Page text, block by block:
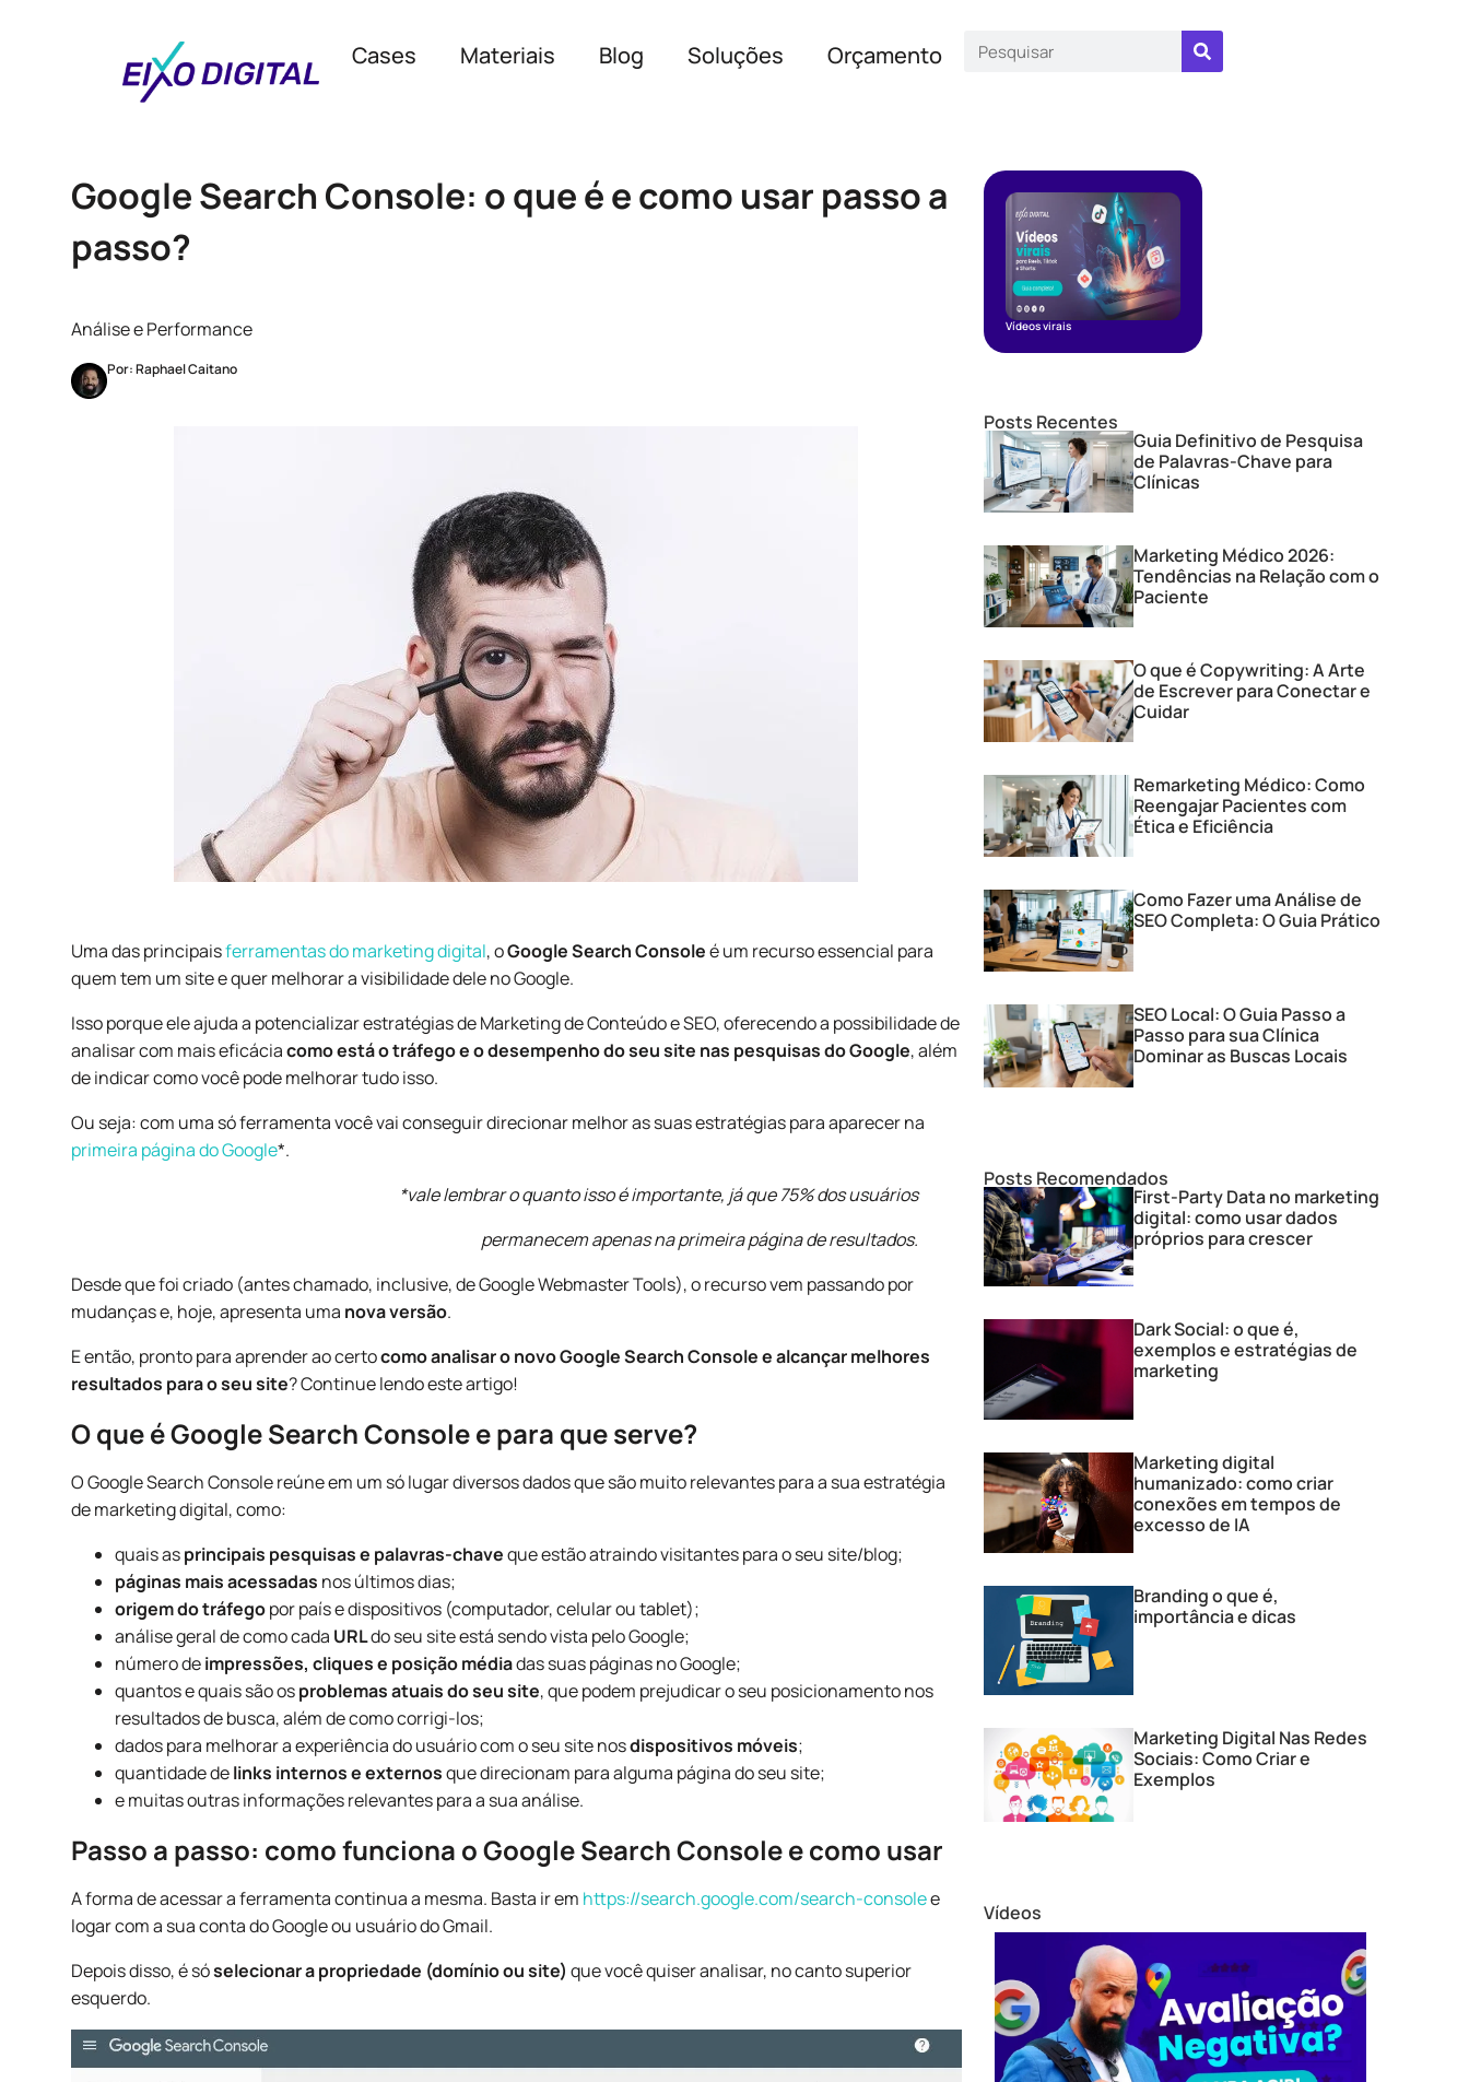
Cases Materiais Blog Soluções Orçamento
Google Search Console: o que é e como usar passo a
passo?
Análise e Performance
Por: Raphael Caitano
Uma das principaisferramentas do marketing digital, oGoogle Search Consoleé um recurso essencial para
quem tem um site e quer melhorar a visibilidade dele no Google.
Isso porque ele ajuda a potencializar estratégias de Marketing de Conteúdo e SEO, oferecendo a possibilidade de
analisar com mais eficáciacomo está o tráfego e o desempenho do seu site nas pesquisas do Google, além
de indicar como você pode melhorar tudo isso.
Ou seja: com uma só ferramenta você vai conseguir direcionar melhor as suas estratégias para aparecer na
primeira página do Google*.
*vale lembrar o quanto isso é importante, já que 75% dos usuários
permanecem apenas na primeira página de resultados.
Desde que foi criado (antes chamado, inclusive, de Google Webmaster Tools), o recurso vem passando por
mudanças e, hoje, apresenta uma nova versão.
E então, pronto para aprender ao certocomo analisar o novo Google Search Console e alcançar melhores
resultados para o seu site? Continue lendo este artigo!
O que éGoogle Search Console e para que serve?
O Google Search Console reúne em um só lugar diversos dados que são muito relevantes para a sua estratégia
de marketing digital, como:
quais asprincipais pesquisas e palavras-chaveque estão atraindo visitantes para o seu site/blog;
páginas mais acessadas nos últimos dias;
origem do tráfegopor país e dispositivos (computador, celular ou tablet);
análise geral de como cada URLdo seu site está sendo vista pelo Google;
número deimpressões, cliques e posição médiadas suas páginas no Google;
quantos e quais são osproblemas atuais do seu site, que podem prejudicar o seu posicionamento nos
resultados de busca, além de como corrigi-los;
dados para melhorar a experiência do usuário com o seu site nosdispositivos móveis;
quantidade delinks internos e externosque direcionam para alguma página do seu site;
e muitas outras informações relevantes para a sua análise.
Passo a passo: como funciona o Google Search Console e como usar
A forma de acessar a ferramenta continua a mesma. Basta ir em https://search.google.com/search-consolee
logar com a sua conta do Google ou usuário do Gmail.
Depois disso, é sóselecionar a propriedade (domínio ou site) que você quiser analisar, no canto superior
esquerdo.
Vídeos virais
Posts Recentes
Guia Definitivo de Pesquisa
de Palavras-Chave para
Clínicas
Marketing Médico 2026:
Tendências na Relação com o
Paciente
O que é Copywriting: A Arte
de Escrever para Conectar e
Cuidar
Remarketing Médico: Como
Reengajar Pacientes com
Ética e Eficiência
Como Fazer uma Análise de
SEO Completa: O Guia Prático
SEO Local: O Guia Passo a
Passo para sua Clínica
Dominar as Buscas Locais
Posts Recomendados
First-Party Data no marketing
digital: como usar dados
próprios para crescer
Dark Social: o que é,
exemplos e estratégias de
marketing
Marketing digital
humanizado: como criar
conexões em tempos de
excesso de IA
Branding o que é,
importância e dicas
Marketing Digital Nas Redes
Sociais: Como Criar e
Exemplos
Vídeos